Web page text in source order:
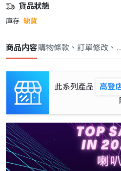
貨品狀態
庫存 缺貨
商品内容購物條款、訂單修改、
此系列產品 高登